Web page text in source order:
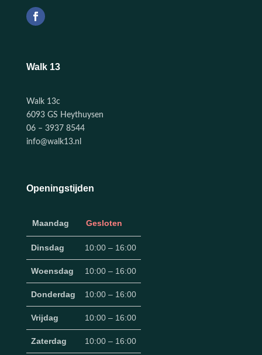
Walk 13
Walk 13c
6093 GS Heythuysen
06 – 3937 8544
info@walk13.nl
Openingstijden
Maandag Gesloten
Dinsdag 10:00 – 16:00
Woensdag 10:00 – 16:00
Donderdag 10:00 – 16:00
Vrijdag 10:00 – 16:00
Zaterdag 10:00 – 16:00